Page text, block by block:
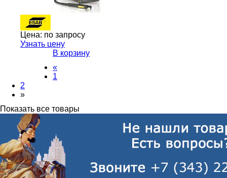
Цена: по запросу
Узнать цену
В корзину
«
1
2
»
Показать все товары